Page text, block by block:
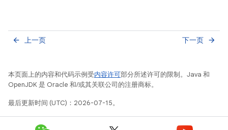
上一页
arrow_back 下一页 arrow_forward
本页面上的内容和代码示例受内容许可部分所述许可的限制。Java 和
OpenJDK 是 Oracle 和/或其关联公司的注册商标。
最后更新时间 (UTC)：2026-07-15。